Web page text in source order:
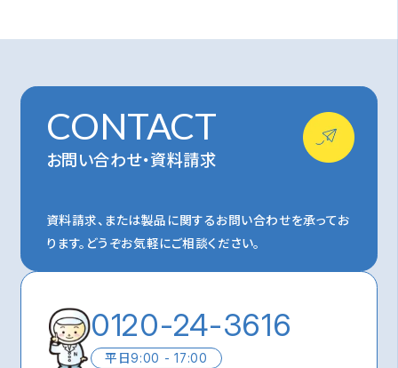
CONTACT
お問い合わせ・資料請求
資料請求、または製品に関するお問い合わせを承ってお
ります。 どうぞお気軽にご相談ください。
0120-24-3616
平日9:00 - 17:00